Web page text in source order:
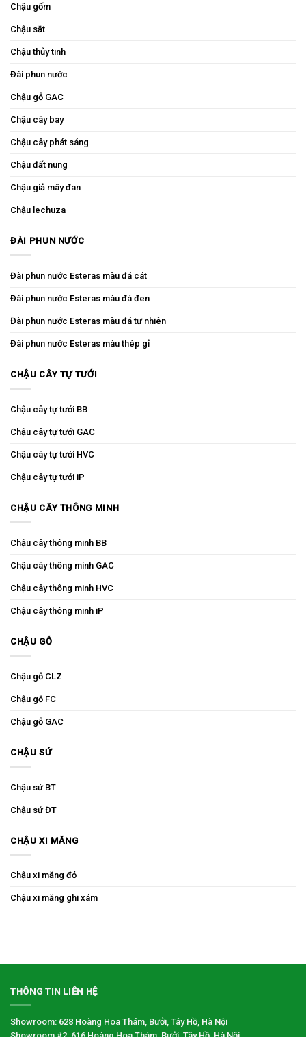
Chậu gốm
Chậu sắt
Chậu thủy tinh
Đài phun nước
Chậu gỗ GAC
Chậu cây bay
Chậu cây phát sáng
Chậu đất nung
Chậu giả mây đan
Chậu lechuza
ĐÀI PHUN NƯỚC
Đài phun nước Esteras màu đá cát
Đài phun nước Esteras màu đá đen
Đài phun nước Esteras màu đá tự nhiên
Đài phun nước Esteras màu thép gỉ
CHẬU CÂY TỰ TƯỚI
Chậu cây tự tưới BB
Chậu cây tự tưới GAC
Chậu cây tự tưới HVC
Chậu cây tự tưới iP
CHẬU CÂY THÔNG MINH
Chậu cây thông minh BB
Chậu cây thông minh GAC
Chậu cây thông minh HVC
Chậu cây thông minh iP
CHẬU GỖ
Chậu gỗ CLZ
Chậu gỗ FC
Chậu gỗ GAC
CHẬU SỨ
Chậu sứ BT
Chậu sứ ĐT
CHẬU XI MĂNG
Chậu xi măng đỏ
Chậu xi măng ghi xám
THÔNG TIN LIÊN HỆ
Showroom: 628 Hoàng Hoa Thám, Bưởi, Tây Hồ, Hà Nội